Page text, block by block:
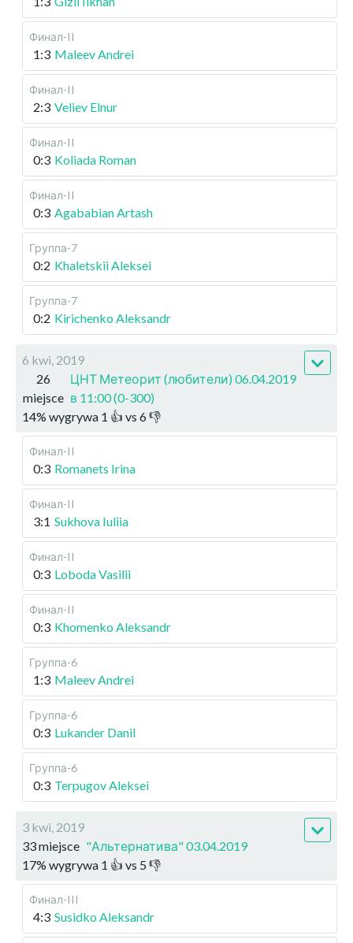
Финал-II
1:3 Maleev Andrei
Финал-II
2:3 Veliev Elnur
Финал-II
0:3 Koliada Roman
Финал-II
0:3 Agababian Artash
Группа-7
0:2 Khaletskii Aleksei
Группа-7
0:2 Kirichenko Aleksandr
6 kwi, 2019
26
miejsce
ЦНТ Метеорит (любители) 06.04.2019
в 11:00 (0-300)
14% wygrywa 1 👍 vs 6👎
Финал-II
0:3 Romanets Irina
Финал-II
3:1 Sukhova Iuliia
Финал-II
0:3 Loboda Vasilii
Финал-II
0:3 Khomenko Aleksandr
Группа-6
1:3 Maleev Andrei
Группа-6
0:3 Lukander Danil
Группа-6
0:3 Terpugov Aleksei
3 kwi, 2019
33 miejsce "Альтернатива" 03.04.2019
17% wygrywa 1 👍 vs 5 👎
Финал-III
4:3 Susidko Aleksandr